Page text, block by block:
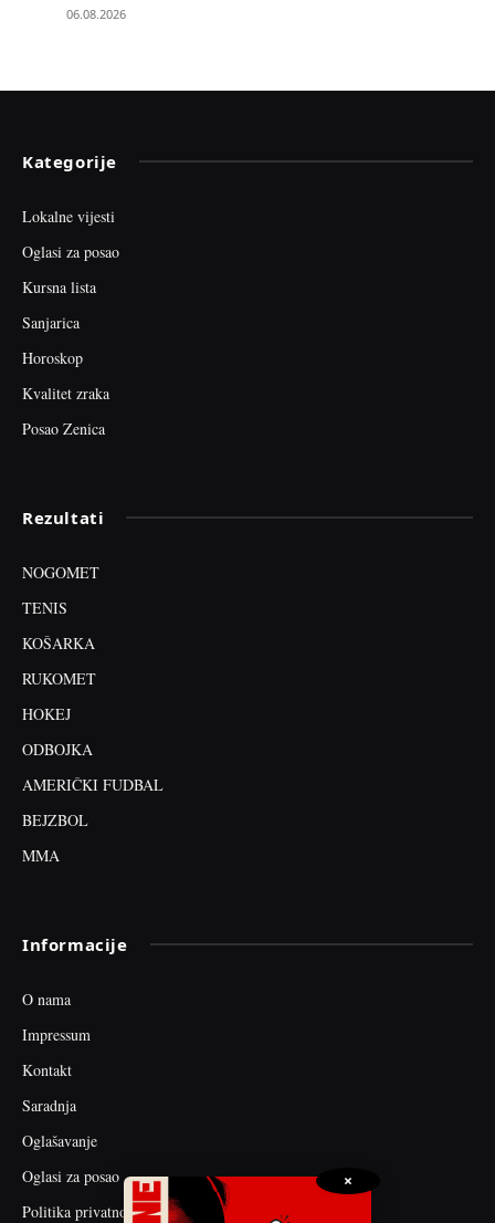
06.08.2026
Kategorije
Lokalne vijesti
Oglasi za posao
Kursna lista
Sanjarica
Horoskop
Kvalitet zraka
Posao Zenica
Rezultati
NOGOMET
TENIS
KOŠARKA
RUKOMET
HOKEJ
ODBOJKA
AMERIČKI FUDBAL
BEJZBOL
MMA
Informacije
O nama
Impressum
Kontakt
Saradnja
Oglašavanje
Oglasi za posao
Politika privatnosti
×